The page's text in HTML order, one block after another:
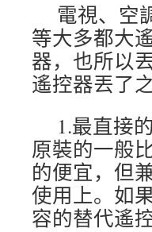
電視、空
等大多都大
器，也所以
遙控器丟了
1.最直接
原裝的一般
的便宜，但
使用上。如
容的替代遙控